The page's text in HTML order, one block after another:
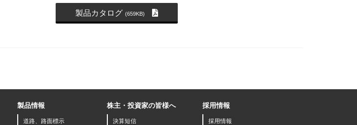
製品カタログ (659KB)
製品情報
道路、路面標示
株主・投資家の皆様へ
決算短信
採用情報
採用情報